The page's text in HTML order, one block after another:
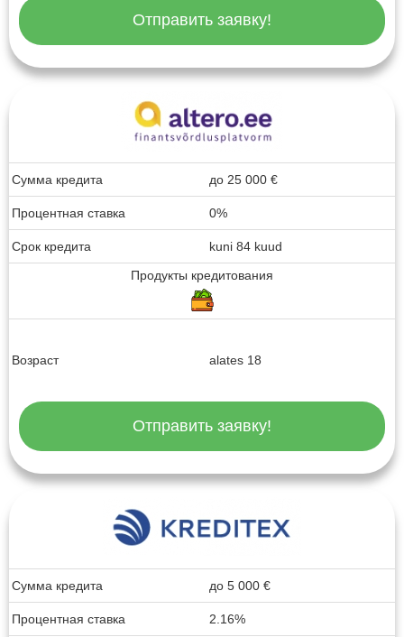
Отправить заявку!
Сумма кредита до 25 000 €
Процентная ставка 0%
Срок кредита
kuni 84 kuud
Продукты кредитования
Возраст alates 18
Отправить заявку!
Сумма кредита до 5 000 €
Процентная ставка 2.16%